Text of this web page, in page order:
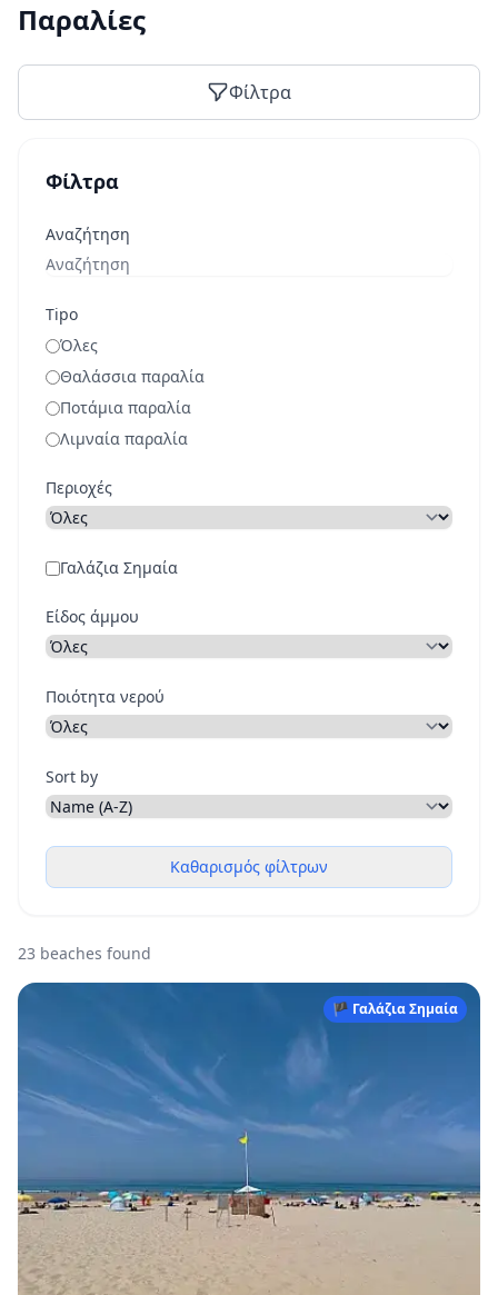
Παραλίες
Φίλτρα
Φίλτρα
Αναζήτηση
Tipo
Όλες
Θαλάσσια παραλία
Ποτάμια παραλία
Λιμναία παραλία
Περιοχές
Γαλάζια Σημαία
Είδος άμμου
Ποιότητα νερού
Sort by
Καθαρισμός φίλτρων
23 beaches found
🏴 Γαλάζια Σημαία